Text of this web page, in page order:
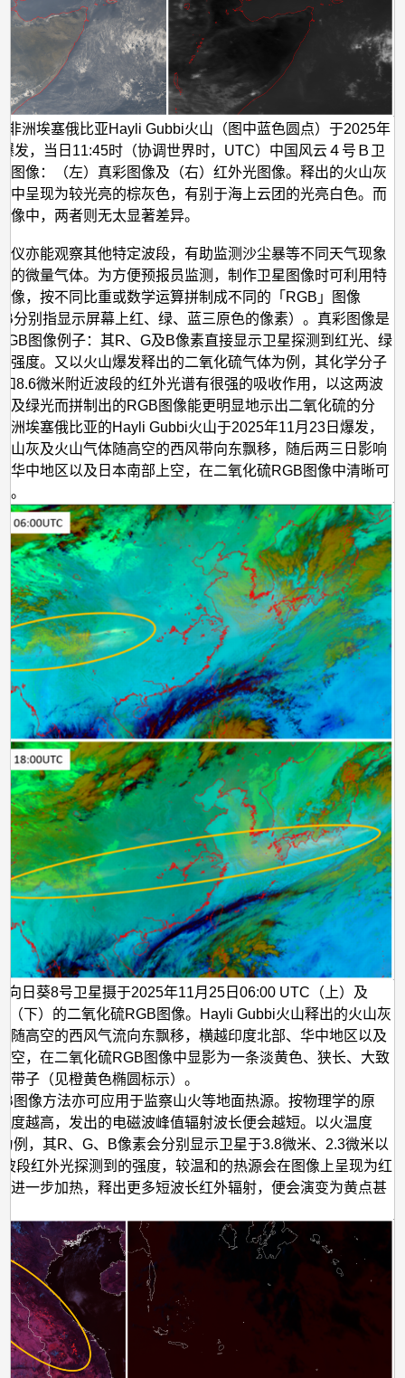
洲埃塞俄比亚Hayli Gubbi火山（图中蓝色圆点）于2025年
发，当日11:45时（协调世界时，UTC）中国风云４号Ｂ卫
图像：（左）真彩图像及（右）红外光图像。释出的火山灰
中呈现为较光亮的棕灰色，有别于海上云团的光亮白色。而
像中，两者则无太显著差异。
仪亦能观察其他特定波段，有助监测沙尘暴等不同天气现象
的微量气体。为方便预报员监测，制作卫星图像时可利用特
像，按不同比重或数学运算拼制成不同的「RGB」图像
分别指显示屏幕上红、绿、蓝三原色的像素）。真彩图像是
图像例子：其R、G及B像素直接显示卫星探测到红光、绿
强度。又以火山爆发释出的二氧化硫气体为例，其化学分子
8.6微米附近波段的红外光谱有很强的吸收作用，以这两波
及绿光而拼制出的RGB图像能更明显地示出二氧化硫的分
洲埃塞俄比亚的Hayli Gubbi火山于2025年11月23日爆发，
山灰及火山气体随高空的西风带向东飘移，随后两三日影响
华中地区以及日本南部上空，在二氧化硫RGB图像中清晰可
。
日葵8号卫星摄于2025年11月25日06:00 UTC（上）及
（下）的二氧化硫RGB图像。Hayli Gubbi火山释出的火山灰
随高空的西风气流向东飘移，横越印度北部、华中地区以及
空，在二氧化硫RGB图像中显影为一条淡黄色、狭长、大致
带子（见橙黄色椭圆标示）。
图像方法亦可应用于监察山火等地面热源。按物理学的原
度越高，发出的电磁波峰值辐射波长便会越短。以火温度
例，其R、G、B像素会分别显示卫星于3.8微米、2.3微米以
段红外光探测到的强度，较温和的热源会在图像上呈现为红
进一步加热，释出更多短波长红外辐射，便会演变为黄点甚